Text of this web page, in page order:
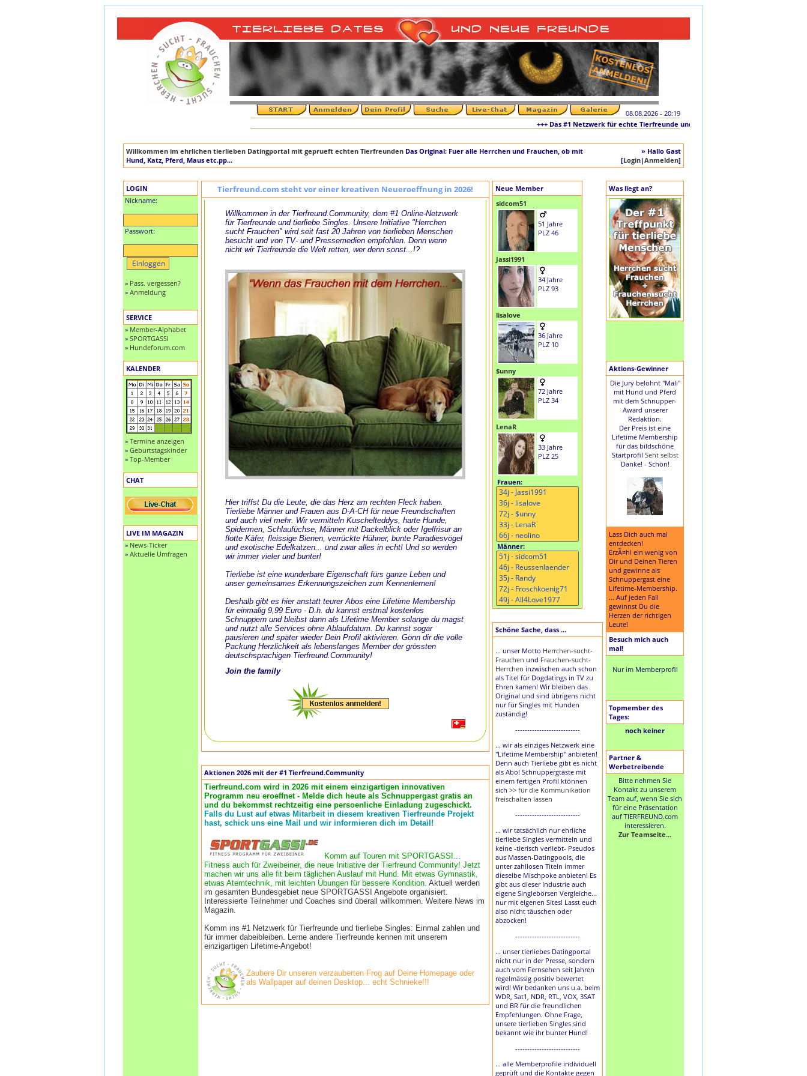
08.08.2026 - 20:19
+++ Das #1 Netzwerk für echte Tierfreunde und tierliebe Singles +++ Die originale
Willkommen im ehrlichen tierlieben Datingportal mit geprueft echten Tierfreunden Das Original: Fuer alle Herrchen und Frauchen, ob mit
Hund, Katz, Pferd, Maus etc.pp...
» Hallo Gast
[Login|Anmelden]
LOGIN
Nickname:
Passwort:
» Pass. vergessen?
» Anmeldung
SERVICE
» Member-Alphabet
» SPORTGASSI
» Hundeforum.com
KALENDER
» Termine anzeigen
» Geburtstagskinder
» Top-Member
CHAT
LIVE IM MAGAZIN
» News-Ticker
» Aktuelle Umfragen
Tierfreund.com steht vor einer kreativen Neueroeffnung in 2026!
Willkommen in der Tierfreund.Community, dem #1 Online-Netzwerk
für Tierfreunde und tierliebe Singles. Unsere Initiative "Herrchen
sucht Frauchen" wird seit fast 20 Jahren von tierlieben Menschen
besucht und von TV- und Pressemedien empfohlen. Denn wenn
nicht wir Tierfreunde die Welt retten, wer denn sonst...!?
Hier triffst Du die Leute, die das Herz am rechten Fleck haben.
Tierliebe Männer und Frauen aus D-A-CH für neue Freundschaften
und auch viel mehr. Wir vermitteln Kuschelteddys, harte Hunde,
Spidermen, Schlaufüchse, Männer mit Dackelblick oder Igelfrisur an
flotte Käfer, fleissige Bienen, verrückte Hühner, bunte Paradiesvögel
und exotische Edelkatzen... und zwar alles in echt! Und so werden
wir immer vieler und bunter!
Tierliebe ist eine wunderbare Eigenschaft fürs ganze Leben und
unser gemeinsames Erkennungszeichen zum Kennenlernen!
Deshalb gibt es hier anstatt teurer Abos eine Lifetime Membership
für einmalig 9,99 Euro - D.h. du kannst erstmal kostenlos
Schnuppern und bleibst dann als Lifetime Member solange du magst
und nutzt alle Services ohne Ablaufdatum. Du kannst sogar
pausieren und später wieder Dein Profil aktivieren. Gönn dir die volle
Packung Herzlichkeit als lebenslanges Member der grössten
deutschsprachigen Tierfreund.Community!
Join the family
Aktionen 2026 mit der #1 Tierfreund.Community
Tierfreund.com wird in 2026 mit einem einzigartigen innovativen
Programm neu eroeffnet - Melde dich heute als Schnuppergast gratis an
und du bekommst rechtzeitig eine persoenliche Einladung zugeschickt.
Falls du Lust auf etwas Mitarbeit in diesem kreativen Tierfreunde Projekt
hast, schick uns eine Mail und wir informieren dich im Detail!
Komm auf Touren mit SPORTGASSI...
Fitness auch für Zweibeiner, die neue Initiative der Tierfreund Community! Jetzt
machen wir uns alle fit beim täglichen Auslauf mit Hund. Mit etwas Gymnastik,
etwas Atemtechnik, mit leichten Übungen für bessere Kondition. Aktuell werden
im gesamten Bundesgebiet neue SPORTGASSI Angebote organisiert.
Interessierte Teilnehmer und Coaches sind überall willkommen. Weitere News im
Magazin.
Komm ins #1 Netzwerk für Tierfreunde und tierliebe Singles: Einmal zahlen und
für immer dabeibleiben. Lerne andere Tierfreunde kennen mit unserem
einzigartigen Lifetime-Angebot!
Zaubere Dir unseren verzauberten Frog auf Deine Homepage oder
als Wallpaper auf deinen Desktop... echt Schnieke!!!
Neue Member
sidcom51
51 Jahre
PLZ 46
Jassi1991
34 Jahre
PLZ 93
lisalove
36 Jahre
PLZ 10
$unny
72 Jahre
PLZ 34
LenaR
33 Jahre
PLZ 25
Frauen:
Männer:
Schöne Sache, dass ...
... unser Motto Herrchen-sucht-
Frauchen und Frauchen-sucht-
Herrchen inzwischen auch schon
als Titel für Dogdatings in TV zu
Ehren kamen! Wir bleiben das
Original und sind übrigens nicht
nur für Singles mit Hunden
zuständig!
---------------------------
... wir als einziges Netzwerk eine
"Lifetime Membership" anbieten!
Denn auch Tierliebe gibt es nicht
als Abo! Schnuppergtäste mit
einem fertigen Profil ktönnen
sich >> für die Kommunikation
freischalten lassen
---------------------------
... wir tatsächlich nur ehrliche
tierliebe Singles vermitteln und
keine -tierisch verliebt- Pseudos
aus Massen-Datingpools, die
unter zahllosen Titeln immer
dieselbe Mischpoke anbieten! Es
gibt aus dieser Industrie auch
eigene Singlebörsen Vergleiche...
nur mit eigenen Sites! Lasst euch
also nicht täuschen oder
abzocken!
---------------------------
... unser tierliebes Datingportal
nicht nur in der Presse, sondern
auch vom Fernsehen seit Jahren
regelmässig positiv bewertet
wird! Wir bedanken uns u.a. beim
WDR, Sat1, NDR, RTL, VOX, 3SAT
und BR für die freundlichen
Empfehlungen. Ohne Frage,
unsere tierlieben Singles sind
bekannt wie ihr bunter Hund!
---------------------------
... alle Memberprofile individuell
geprüft und die Kontakte gegen
Was liegt an?
Aktions-Gewinner
Die Jury belohnt "Mali"
mit Hund und Pferd
mit dem Schnupper-
Award unserer
Redaktion.
Der Preis ist eine
Lifetime Membership
für das bildschöne
Startprofil Seht selbst
Danke! - Schön!
Lass Dich auch mal
entdecken!
ErzÃ¤hl ein wenig von
Dir und Deinen Tieren
und gewinne als
Schnuppergast eine
Lifetime-Membership.
... Auf jeden Fall
gewinnst Du die
Herzen der richtigen
Leute!
Besuch mich auch
mal!
Nur im Memberprofil
Topmember des
Tages:
noch keiner
Partner &
Werbetreibende
Bitte nehmen Sie
Kontakt zu unserem
Team auf, wenn Sie sich
für eine Präsentation
auf TIERFREUND.com
interessieren.
Zur Teamseite...